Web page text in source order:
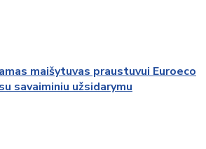
maišytuvas praustuvui Euroeco
savaiminiu užsidarymu